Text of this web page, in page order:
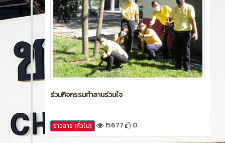
ร่วมกิจกรรมทำลานร่วมใจ
ข่าวสาร (ทั่วไป) 15677 0